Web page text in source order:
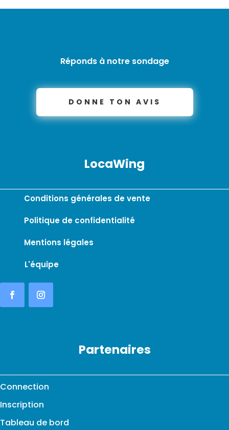
Réponds à notre sondage
DONNE TON AVIS
LocaWing
Conditions générales de vente
Politique de confidentialité
Mentions légales
L'équipe
Partenaires
Connection
Inscription
Tableau de bord